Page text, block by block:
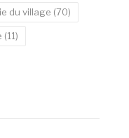
du village (70)
(11)